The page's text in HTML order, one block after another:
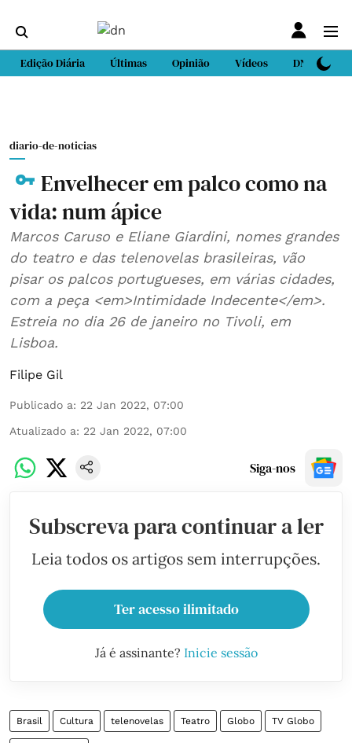
Edição Diária Últimas Opinião Vídeos DN Sport
diario-de-noticias
Envelhecer em palco como na
vida: num ápice
Marcos Caruso e Eliane Giardini, nomes grandes
do teatro e das telenovelas brasileiras, vão
pisar os palcos portugueses, em várias cidades,
com a peça <em>Intimidade Indecente</em>.
Estreia no dia 26 de janeiro no Tivoli, em
Lisboa.
Filipe Gil
Publicado a: 22 Jan 2022, 07:00
Atualizado a: 22 Jan 2022, 07:00
Siga-nos
Subscreva para continuar a ler
Leia todos os artigos sem interrupções.
Ter acesso ilimitado
Já é assinante? Inicie sessão
Brasil Cultura telenovelas Teatro Globo TV Globo